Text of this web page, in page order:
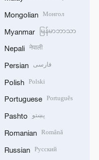
Mongolian Монгол
Myanmar မြန်မာဘာသာ
Nepali नेपाली
Persian فارسی
Polish Polski
Portuguese Português
Pashto پښتو
Romanian Română
Russian Русский